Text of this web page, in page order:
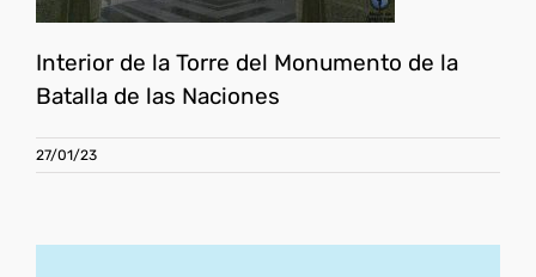
Interior de la Torre del Monumento de la
Batalla de las Naciones
27/01/23